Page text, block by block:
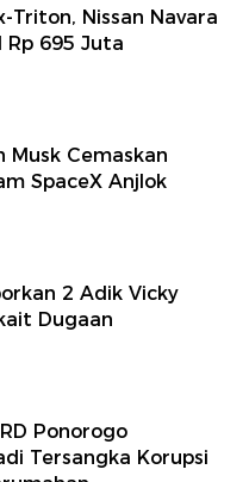
Triton, Nissan Navara
Rp 695 Juta
Musk Cemaskan
SpaceX Anjlok
2 Adik Vicky
Dugaan
Ponorogo
Tersangka Korupsi